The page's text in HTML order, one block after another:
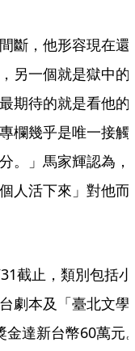
斷，他形容現在還
另一個就是獄中的
期待的就是看他的
欄幾乎是唯一接觸
。」馬家輝認為，
人活下來」對他而
截止，類別包括小
劇本及「臺北文學
金達新台幣60萬元